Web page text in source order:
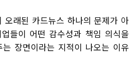
오래된 카드뉴스 하나의 문제가 아
들이 어떤 감수성과 책임 의식을
장면이라는 지적이 나오는 이유